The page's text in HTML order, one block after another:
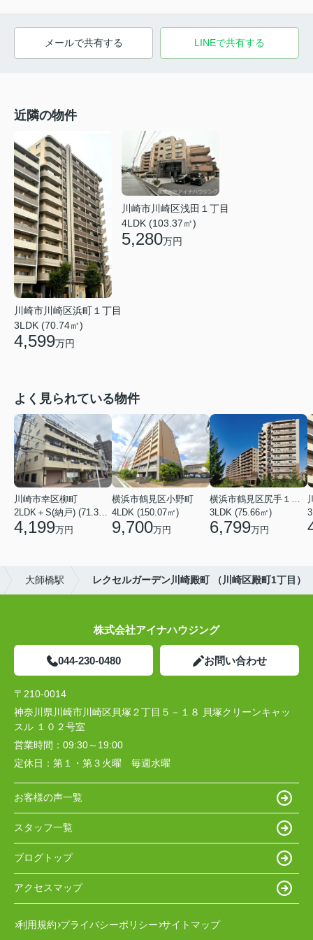
メールで共有する LINEで共有する
近隣の物件
川崎市川崎区浜町１丁目
3LDK (70.74㎡)
4,599万円
川崎市川崎区浅田１丁目
4LDK (103.37㎡)
5,280万円
よく見られている物件
川崎市幸区柳町
4,199万円
横浜市鶴見区小野町
4LDK (150.07㎡)
9,700万円
3LDK (75.66㎡)
6,799万円
大師橋駅 レクセルガーデン川崎殿町 （川崎区殿町1丁目）
株式会社アイナハウジング
044-230-0480 お問い合わせ
〒210-0014
神奈川県川崎市川崎区貝塚２丁目５－１８ 貝塚クリーンキャッ
スル １０２号室
営業時間： 09:30～19:00
定休日： 第１・第３火曜 毎週水曜
お客様の声一覧
スタッフ一覧
ブログトップ
アクセスマップ
利用規約 プライバシーポリシー サイトマップ